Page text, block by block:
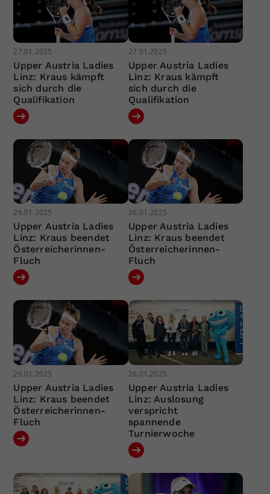
27.01.2025
Upper Austria Ladies
Linz: Kraus kämpft
sich durch die
Qualifikation
27.01.2025
Upper Austria Ladies
Linz: Kraus kämpft
sich durch die
Qualifikation
26.01.2025
Upper Austria Ladies
Linz: Kraus beendet
Österreicherinnen-
Fluch
26.01.2025
Upper Austria Ladies
Linz: Kraus beendet
Österreicherinnen-
Fluch
26.01.2025
Upper Austria Ladies
Linz: Kraus beendet
Österreicherinnen-
Fluch
26.01.2025
Upper Austria Ladies
Linz: Auslosung
verspricht
spannende
Turnierwoche